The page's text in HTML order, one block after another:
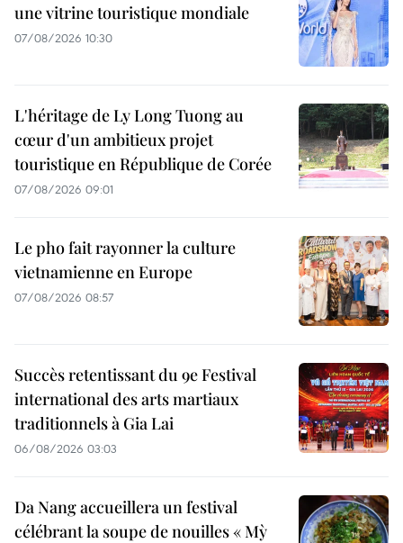
une vitrine touristique mondiale
07/08/2026 10:30
L'héritage de Ly Long Tuong au
cœur d'un ambitieux projet
touristique en République de Corée
07/08/2026 09:01
Le pho fait rayonner la culture
vietnamienne en Europe
07/08/2026 08:57
Succès retentissant du 9e Festival
international des arts martiaux
traditionnels à Gia Lai
06/08/2026 03:03
Da Nang accueillera un festival
célébrant la soupe de nouilles « Mỳ